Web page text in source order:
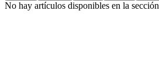
No hay artículos disponibles en la sección